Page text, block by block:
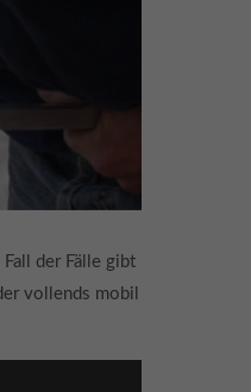
der Fälle gibt
vollends mobil